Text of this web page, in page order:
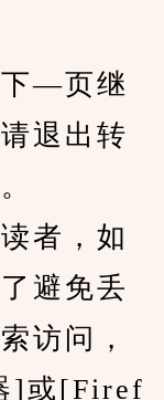
—页继
退出转
者，如
避免丢
访问，
]或[Firef